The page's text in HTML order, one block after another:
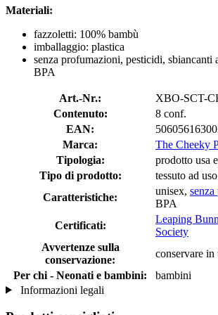
Materiali:
fazzoletti: 100% bambù
imballaggio: plastica
senza profumazioni, pesticidi, sbiancanti
BPA
Art.-Nr.:
XBO-SCT-
Contenuto:
8 conf.
EAN:
Marca:
The Cheeky
Tipologia:
prodotto usa
Tipo di prodotto:
tessuto ad
Caratteristiche:
unisex,
BPA
Certificati:
Leaping
Society
Avvertenze sulla
conservazione:
conservare in
Per chi - Neonati e bambini:
bambini
Informazioni legali